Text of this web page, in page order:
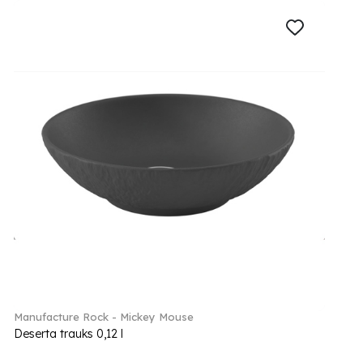
Manufacture Rock - Mickey Mouse
Deserta trauks 0,12 l